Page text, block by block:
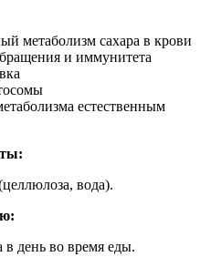
метаболизм сахара в крови
и иммунитета
естественным
вода).
в день во время еды.